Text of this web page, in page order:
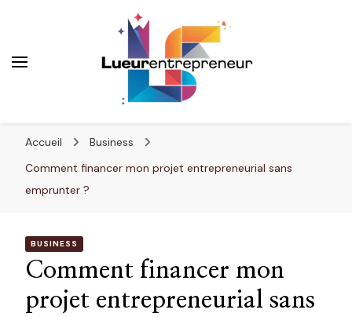
Accueil
Business
Comment financer mon projet entrepreneurial sans
emprunter ?
BUSINESS
Comment financer mon
projet entrepreneurial sans